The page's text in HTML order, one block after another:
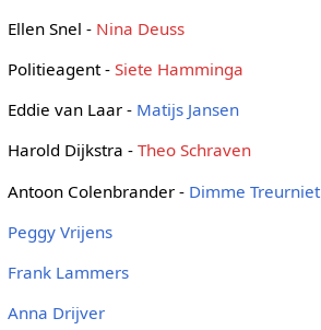
Ellen Snel - Nina Deuss
Politieagent - Siete Hamminga
Eddie van Laar - Matijs Jansen
Harold Dijkstra - Theo Schraven
Antoon Colenbrander - Dimme Treurniet
Peggy Vrijens
Frank Lammers
Anna Drijver